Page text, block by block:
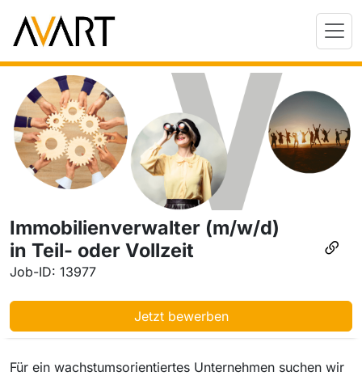
Immobilienverwalter (m/w/d)
in Teil- oder Vollzeit
Job-ID: 13977
Jetzt bewerben
Für ein wachstumsorientiertes Unternehmen suchen wir